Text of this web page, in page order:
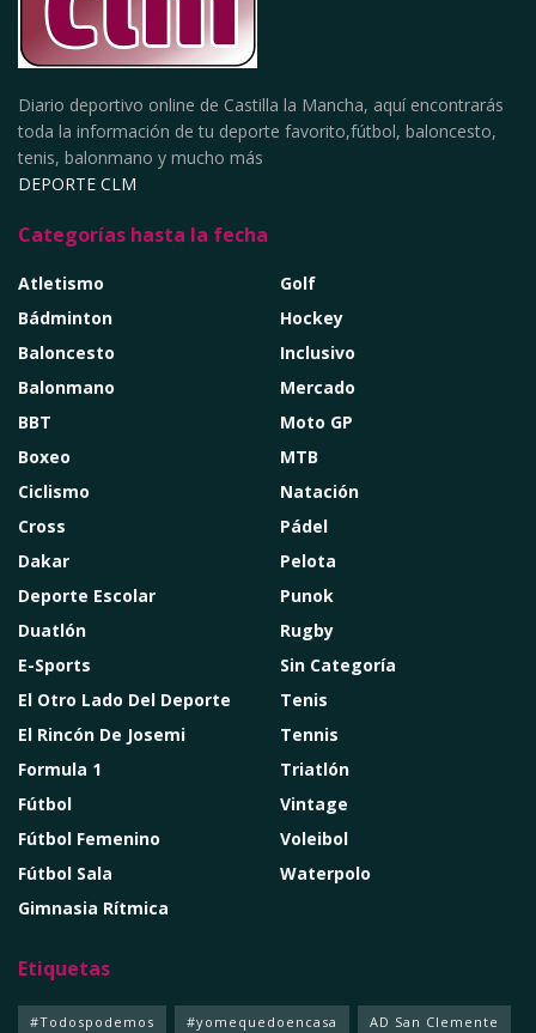
Diario deportivo online de Castilla la Mancha, aquí encontrarás
toda la información de tu deporte favorito,fútbol, baloncesto,
tenis, balonmano y mucho más
DEPORTE CLM
Categorías hasta la fecha
Atletismo
Bádminton
Baloncesto
Balonmano
BBT
Boxeo
Ciclismo
Cross
Dakar
Deporte Escolar
Duatlón
E-Sports
El Otro Lado Del Deporte
El Rincón De Josemi
Formula 1
Fútbol
Fútbol Femenino
Fútbol Sala
Gimnasia Rítmica
Golf
Hockey
Inclusivo
Mercado
Moto GP
MTB
Natación
Pádel
Pelota
Punok
Rugby
Sin Categoría
Tenis
Tennis
Triatlón
Vintage
Voleibol
Waterpolo
Etiquetas
#Todospodemos #yomequedoencasa AD San Clemente